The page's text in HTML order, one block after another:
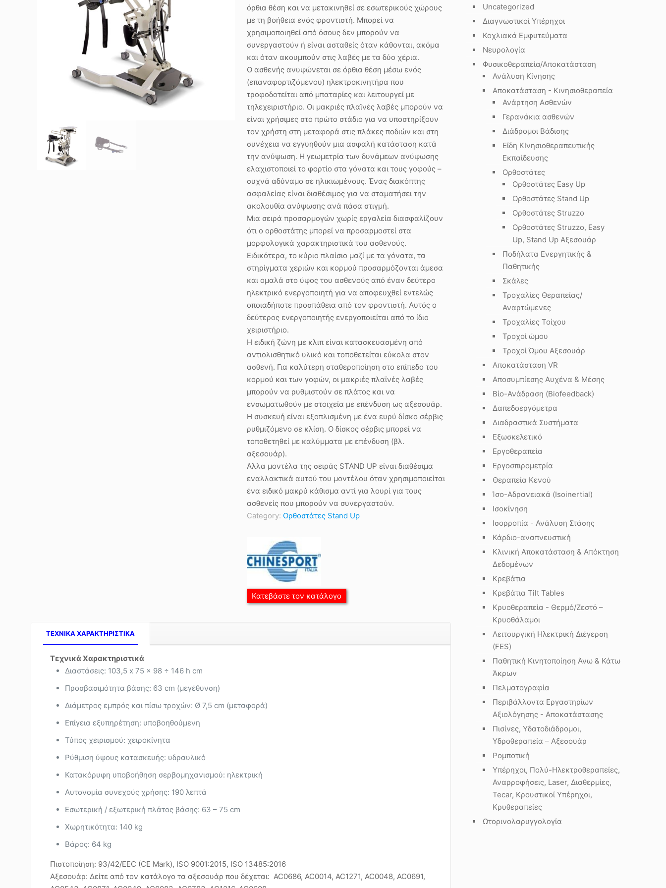
όρθια θέση και να μετακινηθεί σε εσωτερικούς χώρους
με τη βοήθεια ενός φροντιστή. Μπορεί να
χρησιμοποιηθεί από όσους δεν μπορούν να
συνεργαστούν ή είναι ασταθείς όταν κάθονται, ακόμα
και όταν ακουμπούν στις λαβές με τα δύο χέρια.
Ο ασθενής ανυψώνεται σε όρθια θέση μέσω ενός
(επαναφορτιζόμενου) ηλεκτροκινητήρα που
τροφοδοτείται από μπαταρίες και λειτουργεί με
τηλεχειριστήριο. Οι μακριές πλαϊνές λαβές μπορούν να
είναι χρήσιμες στο πρώτο στάδιο για να υποστηρίξουν
τον χρήστη στη μεταφορά στις πλάκες ποδιών και στη
συνέχεια να εγγυηθούν μια ασφαλή κατάσταση κατά
την ανύψωση. Η γεωμετρία των δυνάμεων ανύψωσης
ελαχιστοποιεί το φορτίο στα γόνατα και τους γοφούς –
συχνά αδύναμο σε ηλικιωμένους. Ένας διακόπτης
ασφαλείας είναι διαθέσιμος για να σταματήσει την
ακολουθία ανύψωσης ανά πάσα στιγμή.
Μια σειρά προσαρμογών χωρίς εργαλεία διασφαλίζουν
ότι ο ορθοστάτης μπορεί να προσαρμοστεί στα
μορφολογικά χαρακτηριστικά του ασθενούς.
Ειδικότερα, το κύριο πλαίσιο μαζί με τα γόνατα, τα
στηρίγματα χεριών και κορμού προσαρμόζονται άμεσα
και ομαλά στο ύψος του ασθενούς από έναν δεύτερο
ηλεκτρικό ενεργοποιητή για να αποφευχθεί εντελώς
οποιαδήποτε προσπάθεια από τον φροντιστή. Αυτός ο
δεύτερος ενεργοποιητής ενεργοποιείται από το ίδιο
χειριστήριο.
Η ειδική ζώνη με κλιπ είναι κατασκευασμένη από
αντιολισθητικό υλικό και τοποθετείται εύκολα στον
ασθενή. Για καλύτερη σταθεροποίηση στο επίπεδο του
κορμού και των γοφών, οι μακριές πλαϊνές λαβές
μπορούν να ρυθμιστούν σε πλάτος και να
ενσωματωθούν με στοιχεία με επένδυση ως αξεσουάρ.
Η συσκευή είναι εξοπλισμένη με ένα ευρύ δίσκο σέρβις
ρυθμιζόμενο σε κλίση. Ο δίσκος σέρβις μπορεί να
τοποθετηθεί με καλύμματα με επένδυση (βλ.
αξεσουάρ).
Άλλα μοντέλα της σειράς STAND UP είναι διαθέσιμα
εναλλακτικά αυτού του μοντέλου όταν χρησιμοποιείται
ένα ειδικό μακρύ κάθισμα αντί για λουρί για τους
ασθενείς που μπορούν να συνεργαστούν.
Category: Ορθοστάτες Stand Up
Κατεβάστε τον κατάλογο
TEXNIKA ΧΑΡΑΚΤΗΡΙΣΤΙΚΑ
Τεχνικά Χαρακτηριστικά
Διαστάσεις: 103,5 x 75 x 98 ÷ 146 h cm
Προσβασιμότητα βάσης: 63 cm (μεγέθυνση)
Διάμετρος εμπρός και πίσω τροχών: Ø 7,5 cm (μεταφορά)
Επίγεια εξυπηρέτηση: υποβοηθούμενη
Τύπος χειρισμού: χειροκίνητα
Ρύθμιση ύψους κατασκευής: υδραυλικό
Κατακόρυφη υποβοήθηση σερβομηχανισμού: ηλεκτρική
Αυτονομία συνεχούς χρήσης: 190 λεπτά
Εσωτερική / εξωτερική πλάτος βάσης: 63 – 75 cm
Χωρητικότητα: 140 kg
Βάρος: 64 kg
Πιστοποίηση: 93/42/EEC (CE Mark), ISO 9001:2015, ISO 13485:2016
Αξεσουάρ: Δείτε από τον κατάλογο τα αξεσουάρ που δέχεται: AC0686, AC0014, AC1271, AC0048, AC0691,
Uncategorized
Διαγνωστικοί Υπέρηχοι
Κοχλιακά Εμφυτεύματα
Νευρολογία
Φυσικοθεραπεία/Αποκατάσταση
Ανάλυση Κίνησης
Αποκατάσταση - Κινησιοθεραπεία
Ανάρτηση Ασθενών
Γερανάκια ασθενών
Διάδρομοι Βάδισης
Είδη ΚΙνησιοθεραπευτικής
Εκπαίδευσης
Ορθοστάτες
Ορθοστάτες Easy Up
Ορθοστάτες Stand Up
Ορθοστάτες Struzzo
Ορθοστάτες Struzzo, Easy
Up, Stand Up Αξεσουάρ
Ποδήλατα Ενεργητικής &
Παθητικής
Σκάλες
Τροχαλίες Θεραπείας/
Αναρτώμενες
Τροχαλίες Τοίχου
Τροχοί ώμου
Τροχοί Ώμου Αξεσουάρ
Αποκατάσταση VR
Αποσυμπίεσης Αυχένα & Μέσης
Βίο-Ανάδραση (Biofeedback)
Δαπεδοεργόμετρα
Διαδραστικά Συστήματα
Εξωσκελετικό
Εργοθεραπεία
Εργοσπιρομετρία
Θεραπεία Κενού
Ίσο-Αδρανειακά (Isoinertial)
Ισοκίνηση
Ισορροπία - Ανάλυση Στάσης
Κάρδιο-αναπνευστική
Κλινική Αποκατάσταση & Απόκτηση
Δεδομένων
Κρεβάτια
Κρεβάτια Tilt Tables
Κρυοθεραπεία - Θερμό/Ζεστό –
Κρυοθάλαμοι
Λειτουργική Ηλεκτρική Διέγερση
(FES)
Παθητική Κινητοποίηση Άνω & Κάτω
Άκρων
Πελματογραφία
Περιβάλλοντα Εργαστηρίων
Αξιολόγησης - Αποκατάστασης
Πισίνες, Υδατοδιάδρομοι,
Υδροθεραπεία – Αξεσουάρ
Ρομποτική
Υπέρηχοι, Πολύ-Ηλεκτροθεραπείες,
Αναρροφήσεις, Laser, Διαθερμίες,
Tecar, Κρουστικοί Υπέρηχοι,
Κρυθεραπείες
Ωτορινολαρυγγολογία